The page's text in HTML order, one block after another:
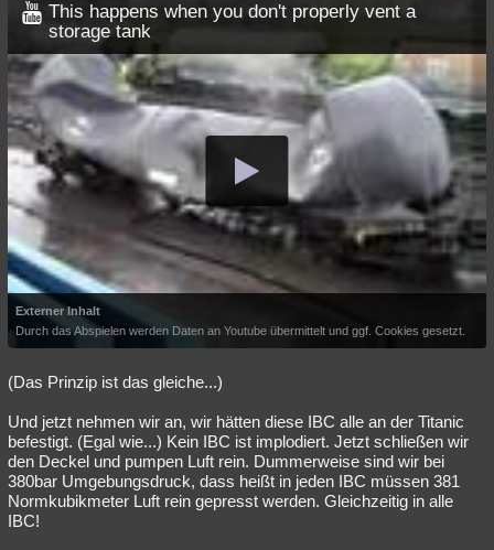
This happens when you don't properly vent a
storage tank
Externer Inhalt
Durch das Abspielen werden Daten an Youtube übermittelt und ggf. Cookies gesetzt.
(Das Prinzip ist das gleiche...)
Und jetzt nehmen wir an, wir hätten diese IBC alle an der Titanic
befestigt. (Egal wie...) Kein IBC ist implodiert. Jetzt schließen wir
den Deckel und pumpen Luft rein. Dummerweise sind wir bei
380bar Umgebungsdruck, dass heißt in jeden IBC müssen 381
Normkubikmeter Luft rein gepresst werden. Gleichzeitig in alle
IBC!